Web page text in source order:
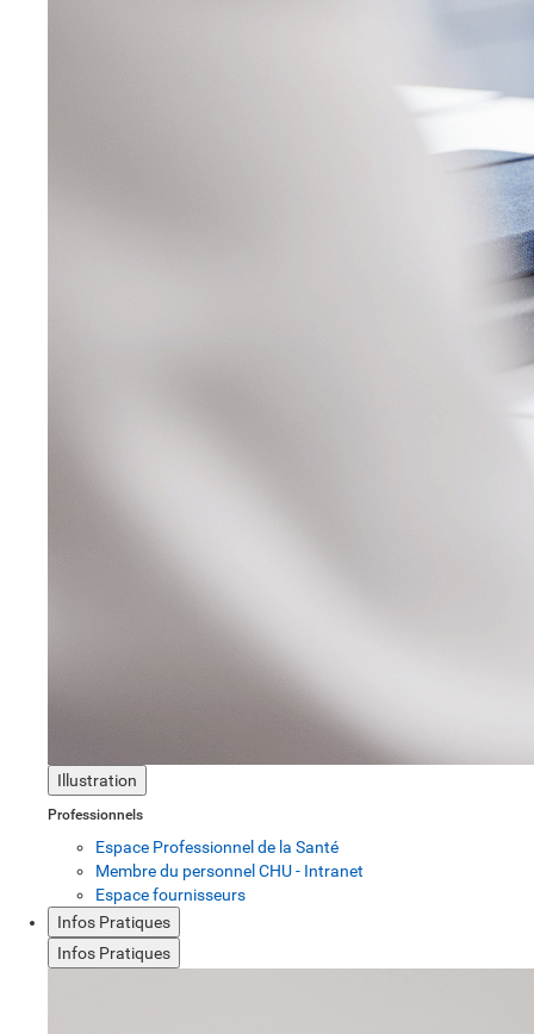
Illustration
Professionnels
Espace Professionnel de la Santé
Membre du personnel CHU - Intranet
Espace fournisseurs
Infos Pratiques
Infos Pratiques